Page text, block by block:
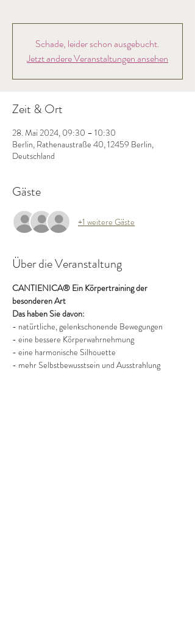
Schade, leider schon ausgebucht.
Jetzt andere Veranstaltungen ansehen
Zeit & Ort
28. Mai 2024, 09:30 – 10:30
Berlin, Rathenaustraße 40, 12459 Berlin,
Deutschland
Gäste
+1 weitere Gäste
Über die Veranstaltung
CANTIENICA® Ein Körpertraining der
besonderen Art
Das haben Sie davon:
- natürtliche, gelenkschonende Bewegungen
- eine bessere Körperwahrnehmung
- eine harmonische Silhouette
- mehr Selbstbewusstsein und Ausstrahlung